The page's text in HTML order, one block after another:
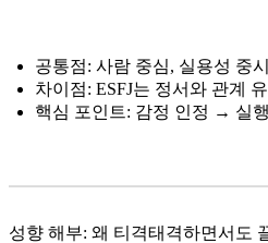
공통점: 사람 중심, 실용성 중
차이점: ESFJ는 정서와 관계
핵심 포인트: 감정 인정 → 실
성향 해부: 왜 티격태격하면서도